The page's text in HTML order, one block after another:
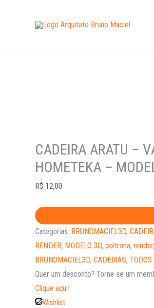
CADEIRA ARATU –
HOMETEKA –
R$ 12,00
ARATU
3D
quantidade
Categorias: BRUNOMACIEL3D,
RENDER, MODELO 3D, poltrona, render,
BRUNOMACIEL3D, CADEIRAS, TODOS
Quer um desconto? Torne-se um
Clique aqui!
Wishlist